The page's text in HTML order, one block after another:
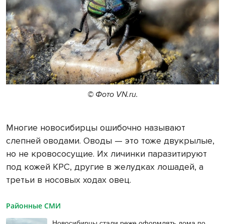
© Фото VN.ru.
Многие новосибирцы ошибочно называют
слепней оводами. Оводы — это тоже двукрылые,
но не кровососущие. Их личинки паразитируют
под кожей КРС, другие в желудках лошадей, а
третьи в носовых ходах овец.
Районные СМИ